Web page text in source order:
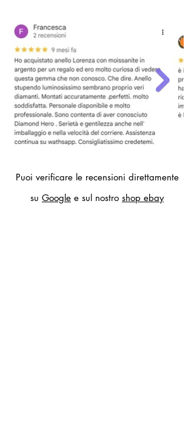
Puoi verificare le recensioni direttamente
su Google e sul nostro shop ebay